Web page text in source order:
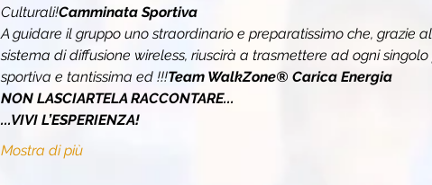
Culturali!Camminata Sportiva
A guidare il gruppo uno straordinario e preparatissimo che, grazie
sistema di diffusione wireless, riuscirà a trasmettere ad ogni
sportiva e tantissima ed !!!Team WalkZone® Carica Energia
NON LASCIARTELA RACCONTARE...
...VIVI L’ESPERIENZA!
Mostra di più